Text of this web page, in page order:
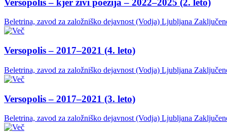
Versopolis – kjer živi poezija – 2022–2025 (2. leto)
Beletrina, zavod za založniško dejavnost (Vodja) Ljubljana
Versopolis – 2017–2021 (4. leto)
Beletrina, zavod za založniško dejavnost (Vodja) Ljubljana
Versopolis – 2017–2021 (3. leto)
Beletrina, zavod za založniško dejavnost (Vodja) Ljubljana